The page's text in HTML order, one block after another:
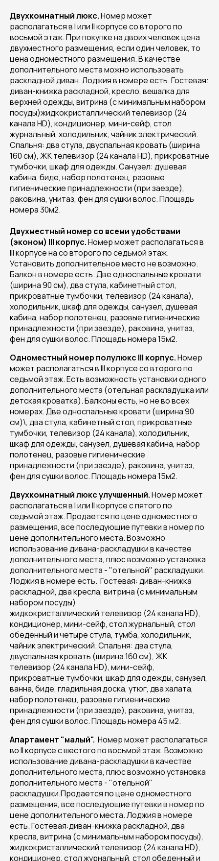
Двухкомнатный люкс.Номер может
располагаться в I или II корпусе со второго по
восьмой этаж. При покупке на двоих человек цена
двухместного размещения, если один человек, то
цена одноместного размещения. В качестве
дополнительного места можно использовать
раскладной диван. Лоджия в номере есть. Гостевая:
диван-книжка раскладной, кресло, вешалка для
верхней одежды, витрина (с минимальным набором
посуды)жидкокристаллический телевизор (24
канала HD), кондиционер, мини-сейф, стол
журнальный, холодильник, чайник электрический.
Спальня: два стула, двуспальная кровать (ширина
160 см), ЖК телевизор (24 канала HD), прикроватные
тумбочки, шкаф для одежды. Санузел: душевая
кабина, биде, набор полотенец, разовые
гигиенические принадлежности (при заезде),
pаковина, унитаз, фен для сушки волос. Площадь
номера 30м2.
Двухместный номер со всеми удобствами
(эконом) III корпус.Номер может располагаться в
III корпусе на со второго по седьмой этаж.
Установить дополнительное место не возможно.
Балкон в номере есть. Две односпальные кровати
(ширина 90 см), два стула, кабинетный стол,
прикроватные тумбочки, телевизор (24 канала),
холодильник, шкаф для одежды, санузел, душевая
кабина, набор полотенец, pазовые гигиенические
принадлежности (при заезде), pаковина, унитаз,
фен для сушки волос. Площадь номера 15м2.
Одноместный номер полулюкс III корпуc.Номер
может располагаться в III корпусе со второго по
седьмой этаж. Есть возможность установки одного
дополнительного места (отельная раскладушка или
детская кроватка). Балконы есть, но не во всех
номерах. Две односпальные кровати (ширина 90
см)\, два стула, кабинетный стол, прикроватные
тумбочки, телевизор (24 канала), холодильник,
шкаф для одежды, санузел, душевая кабина, набор
полотенец, разовые гигиенические
принадлежности (при заезде), раковина, унитаз,
фен для сушки волос. Площадь номера 15м2.
Двухкомнатный люкс улучшенный.Номер может
располагаться в I или II корпусе с пятого по
седьмой этаж. Продается по цене одноместного
размещения, все последующие путевки в номер по
цене дополнительного места. Возможно
использование дивана-раскладушки в качестве
дополнительного места, плюс возможно установка
дополнительного места - "отельной" раскладушки.
Лоджия в номере есть. Гостевая: диван-книжка
раскладной, два кресла, витрина (с минимальным
набором посуды)
жидкокристаллический телевизор (24 канала HD),
кондиционер, мини-сейф, стол журнальный, стол
обеденный и четыре стула, тумба, холодильник,
чайник электрический. Спальня: два стула,
двуспальная кровать (ширина 160 см), ЖК
телевизор (24 канала HD), мини-сейф,
прикроватные тумбочки, шкаф для одежды, санузел,
ванна, биде, гладильная доска, утюг, два халата,
набор полотенец, разовые гигиенические
принадлежности (при заезде), раковина, унитаз,
фен для сушки волос. Площадь номера 45 м2.
Апартамент "малый". Номер может располагаться
во II корпусе с шестого по восьмой этаж. Возможно
использование дивана-раскладушки в качестве
дополнительного места, плюс возможно установка
дополнительного места - "отельной"
раскладушки.Продается по цене одноместного
размещения, все последующие путевки в номер по
цене дополнительного места. Лоджия в номере
есть. Гостевая:диван-книжка раскладной, два
кресла, витрина (с минимальным набором посуды),
жидкокристаллический телевизор (24 канала HD),
кондиционер, стол журнальный, стол обеденный и